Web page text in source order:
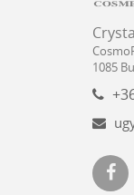
Nails
Kft.
1085